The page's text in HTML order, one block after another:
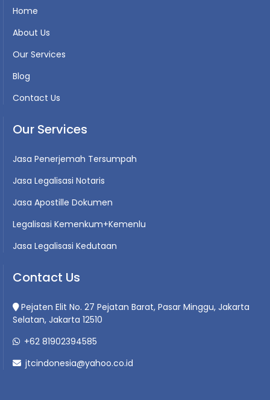
Home
About Us
Our Services
Blog
Contact Us
Our Services
Jasa Penerjemah Tersumpah
Jasa Legalisasi Notaris
Jasa Apostille Dokumen
Legalisasi Kemenkum+Kemenlu
Jasa Legalisasi Kedutaan
Contact Us
Pejaten Elit No. 27 Pejatan Barat, Pasar Minggu, Jakarta
Selatan, Jakarta 12510
+62 81902394585
jtcindonesia@yahoo.co.id